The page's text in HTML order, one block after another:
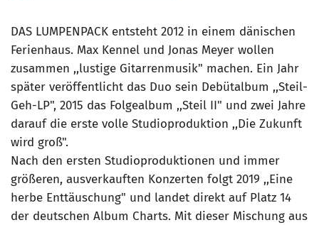
DAS LUMPENPACK entsteht 2012 in einem dänischen
Ferienhaus. Max Kennel und Jonas Meyer wollen
zusammen ,,lustige Gitarrenmusik" machen. Ein Jahr
später veröffentlicht das Duo sein Debütalbum ,,Steil-
Geh-LP", 2015 das Folgealbum ,,Steil II" und zwei Jahre
darauf die erste volle Studioproduktion ,,Die Zukunft
wird groß".
Nach den ersten Studioproduktionen und immer
größeren, ausverkauften Konzerten folgt 2019 ,,Eine
herbe Enttäuschung" und landet direkt auf Platz 14
der deutschen Album Charts. Mit dieser Mischung aus